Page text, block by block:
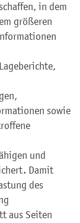
in dem
größeren
sowie
und
Damit
des
aus Seiten